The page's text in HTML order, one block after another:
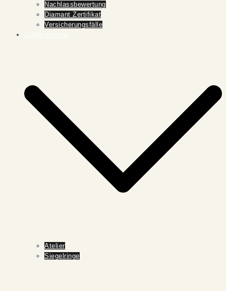
Nachlassbewertung
Diamant Zertifikat
Versicherungsfälle
Atelier
Siegelringe